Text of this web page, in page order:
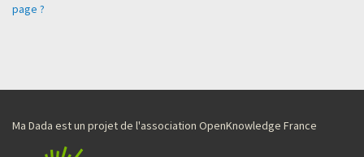
page ?
Ma Dada est un projet de l'association OpenKnowledge France